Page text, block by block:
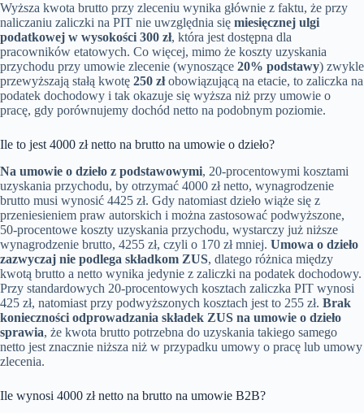
Wyższa kwota brutto przy zleceniu wynika głównie z faktu, że przy
naliczaniu zaliczki na PIT nie uwzględnia się miesięcznej ulgi
podatkowej w wysokości 300 zł, która jest dostępna dla
pracowników etatowych. Co więcej, mimo że koszty uzyskania
przychodu przy umowie zlecenie (wynoszące 20% podstawy) zwykle
przewyższają stałą kwotę 250 złobowiązującą na etacie, to zaliczka na
podatek dochodowy i tak okazuje się wyższa niż przy umowie o
pracę, gdy porównujemy dochód netto na podobnym poziomie.
Ile to jest 4000 zł netto na brutto na umowie o dzieło?
Na umowie o dzieło z podstawowymi, 20-procentowymi kosztami
uzyskania przychodu, by otrzymać 4000 zł netto, wynagrodzenie
brutto musi wynosić 4425 zł. Gdy natomiast dzieło wiąże się z
przeniesieniem praw autorskich i można zastosować podwyższone,
50-procentowe koszty uzyskania przychodu, wystarczy już niższe
wynagrodzenie brutto, 4255 zł, czyli o 170 zł mniej. Umowa o dzieło
zazwyczaj nie podlega składkom ZUS, dlatego różnica między
kwotą brutto a netto wynika jedynie z zaliczki na podatek dochodowy.
Przy standardowych 20-procentowych kosztach zaliczka PIT wynosi
425 zł, natomiast przy podwyższonych kosztach jest to 255 zł. Brak
konieczności odprowadzania składek ZUS na umowie o dzieło
sprawia, że kwota brutto potrzebna do uzyskania takiego samego
netto jest znacznie niższa niż w przypadku umowy o pracę lub umowy
zlecenia.
Ile wynosi 4000 zł netto na brutto na umowie B2B?